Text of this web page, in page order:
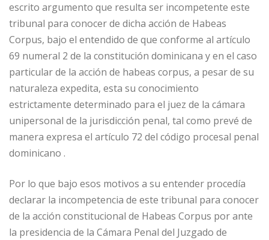
escrito argumento que resulta ser incompetente este
tribunal para conocer de dicha acción de Habeas
Corpus, bajo el entendido de que conforme al artículo
69 numeral 2 de la constitución dominicana y en el caso
particular de la acción de habeas corpus, a pesar de su
naturaleza expedita, esta su conocimiento
estrictamente determinado para el juez de la cámara
unipersonal de la jurisdicción penal, tal como prevé de
manera expresa el artículo 72 del código procesal penal
dominicano .
Por lo que bajo esos motivos a su entender procedía
declarar la incompetencia de este tribunal para conocer
de la acción constitucional de Habeas Corpus por ante
la presidencia de la Cámara Penal del Juzgado de